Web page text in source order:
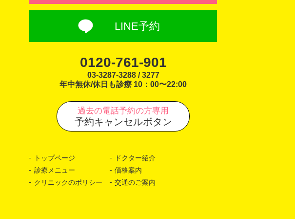
LINE予約
0120-761-901
03-3287-3288 / 3277
年中無休/休日も診療 10：00〜22:00
過去の電話予約の方専用
予約キャンセルボタン
トップページ
ドクター紹介
診療メニュー
価格案内
クリニックのポリシー
交通のご案内